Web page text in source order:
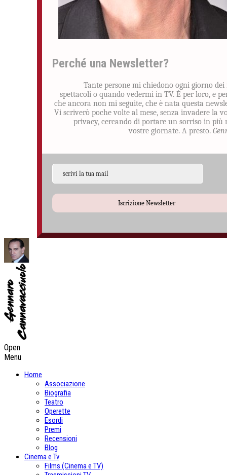
Perché una Newsletter?
Tante persone mi chiedono ogni giorno dei
spettacoli o quando vedermi in TV. È per loro, e
che ancora non mi seguite, che è nata questa
Vi scriverò poche volte al mese, senza invadere la
privacy, cercando di portare un sorriso in più
vostre giornate. A presto.
Iscrizione Newsletter
Open
Menu
Home
Associazione
Biografia
Teatro
Operette
Esordi
Premi
Recensioni
Blog
Cinema e Tv
Films (Cinema e TV)